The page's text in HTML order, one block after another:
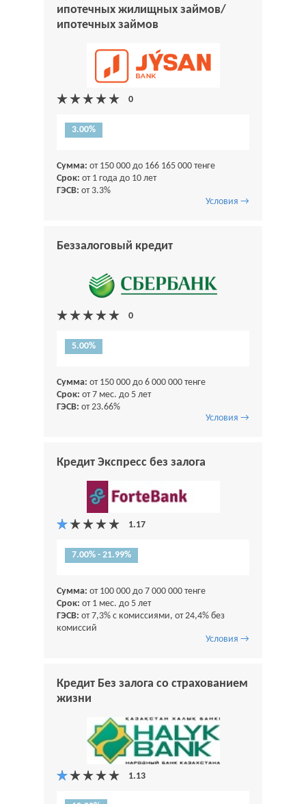
ипотечных жилищных займов/
ипотечных займов
3.00%
Сумма: от 150 000 до 166 165 000 тенге
Срок: от 1 года до 10 лет
ГЭСВ: от 3.3%
Условия →
Беззалоговый кредит
5.00%
Сумма: от 150 000 до 6 000 000 тенге
Срок: от 7 мес. до 5 лет
ГЭСВ: от 23.66%
Условия →
Кредит Экспресс без залога
7.00% - 21.99%
Сумма: от 100 000 до 7 000 000 тенге
Срок: от 1 мес. до 5 лет
ГЭСВ: от 7,3% с комиссиями, от 24,4% без
комиссий
Условия →
Кредит Без залога со страхованием
жизни